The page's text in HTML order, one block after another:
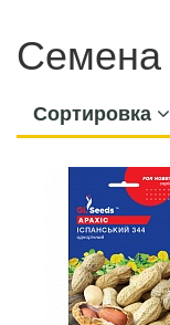
Семена
Сортировка